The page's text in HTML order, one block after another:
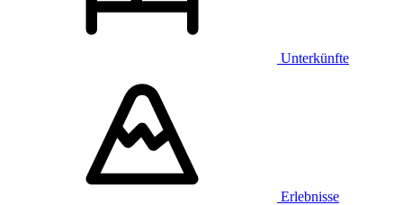
Unterkünfte
Erlebnisse